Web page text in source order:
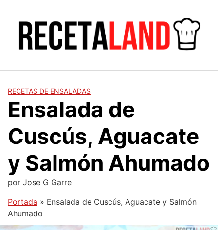
contenido
RECETAS DE ENSALADAS
Ensalada de
Cuscús, Aguacate
y Salmón Ahumado
por Jose G Garre
Portada » Ensalada de Cuscús, Aguacate y Salmón
Ahumado